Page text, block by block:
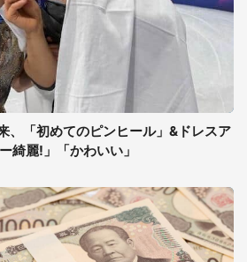
、「初めてのピンヒール」&ドレスア
綺麗!」「かわいい」